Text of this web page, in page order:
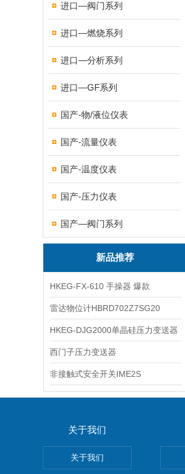
进口—阀门系列
进口—燃烧系列
进口—分析系列
进口—GF系列
国产-物/液位仪表
国产-流量仪表
国产-温度仪表
国产-压力仪表
国产—阀门系列
新品推荐
HKEG-FX-610 手操器 爆款
雷达物位计HBRD702Z7SG20
HKEG-DJG2000单晶硅压力变送器
西门子压力变送器
非接触式安全开关IME2S
关于我们
关于我们